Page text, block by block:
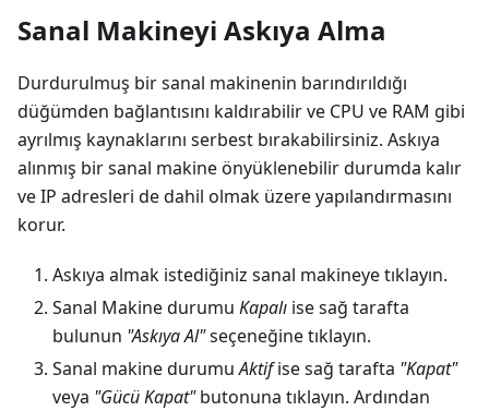
Sanal Makineyi Askıya Alma
Durdurulmuş bir sanal makinenin barındırıldığı
düğümden bağlantısını kaldırabilir ve CPU ve RAM gibi
ayrılmış kaynaklarını serbest bırakabilirsiniz. Askıya
alınmış bir sanal makine önyüklenebilir durumda kalır
ve IP adresleri de dahil olmak üzere yapılandırmasını
korur.
Askıya almak istediğiniz sanal makineye tıklayın.
Sanal Makine durumu Kapalı ise sağ tarafta
bulunun "Askıya Al"seçeneğine tıklayın.
Sanal makine durumuAktifise sağ tarafta "Kapat"
veya "Gücü Kapat"butonuna tıklayın. Ardından